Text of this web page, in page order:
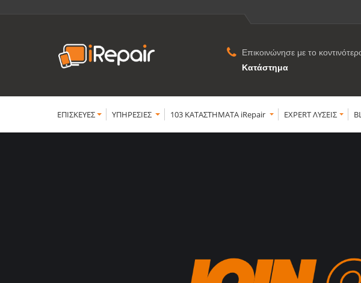
Επικοινώνησε με το
Κατάστημα
ΕΠΙΣΚΕΥΕΣ YΠΗΡΕΣΙΕΣ 103 ΚΑΤΑΣΤΗΜΑΤΑ iRepair EXPERT ΛΥΣΕΙΣ